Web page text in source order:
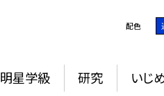
配色
明星学級 研究 いじ